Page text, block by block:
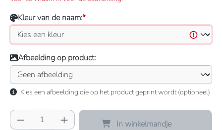
Kleur van de naam:*
Afbeelding op product:
Kies een afbeelding die op het product geprint wordt (optioneel)
Producthoeveelheid: Voer de gewenste
In winkelmandje